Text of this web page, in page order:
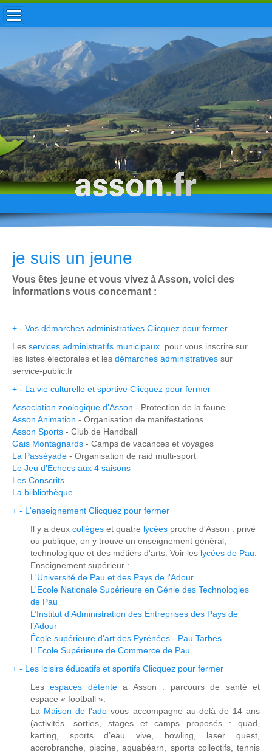
ACCUEIL / INFOS
MUNICIPALITÉ
VIE LOCALE
ENFANCE
TOURISME
HISTOIRE
je suis un jeune
Vous êtes jeune et vous vivez à Asson, voici des
informations vous concernant :
+ - Vos démarches administratives Clicquez pour fermer
Les services administratifs municipaux pour vous inscrire sur
les listes électorales et les démarches administratives sur
service-public.fr
+ - La vie culturelle et sportive Clicquez pour fermer
Association zoologique d’Asson - Protection de la faune
Asson Animation - Organisation de manifestations
Asson Sports - Club de Handball
Gais Montagnards - Camps de vacances et voyages
La Passéyade - Organisation de raid multi-sport
Le Jeu d’Echecs aux 4 saisons
Les Conscrits
La biibliothèque
+ - L'enseignement Clicquez pour fermer
Il y a deux collèges et quatre lycées proche d'Asson : privé
ou publique, on y trouve un enseignement général,
technologique et des métiers d'arts. Voir les lycées de Pau
Enseignement supérieur :
L'Université de Pau et des Pays de l'Adour
L'Ecole Nationale Supérieure en Génie des Technologies
de Pau
L’Institut d'Administration des Entreprises des Pays de
l’Adour
École supérieure d'art des Pyrénées - Pau Tarbes
L'Ecole Supérieure de Commerce de Pau
+ - Les loisirs éducatifs et sportifs Clicquez pour fermer
Lesespaces détentea Asson : parcours de santé et
espace « football ».
La Maison de l'ado vous accompagne au-delà de 14 ans
(activités, sorties, stages et camps proposés : quad,
karting, sports d’eau vive, bowling, laser quest,
accrobranche, piscine, aquabéarn, sports collectifs, tennis